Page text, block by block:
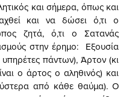
και σήμερα, όπως και
και να δώσει ό,τι ο
ζητά, ό,τι ο Σατανάς
στην έρημο: Εξουσία
υπηρέτες πάντων), Άρτον (κι
ο άρτος ο αληθινός) και
από κάθε θαύμα). Ο